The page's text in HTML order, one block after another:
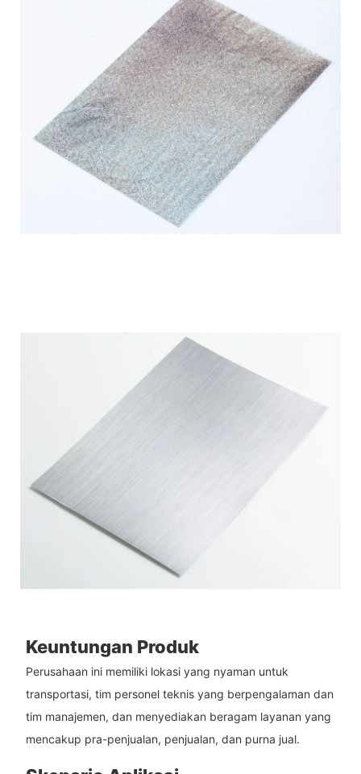
Keuntungan Produk
Perusahaan ini memiliki lokasi yang nyaman untuk
transportasi, tim personel teknis yang berpengalaman dan
tim manajemen, dan menyediakan beragam layanan yang
mencakup pra-penjualan, penjualan, dan purna jual.